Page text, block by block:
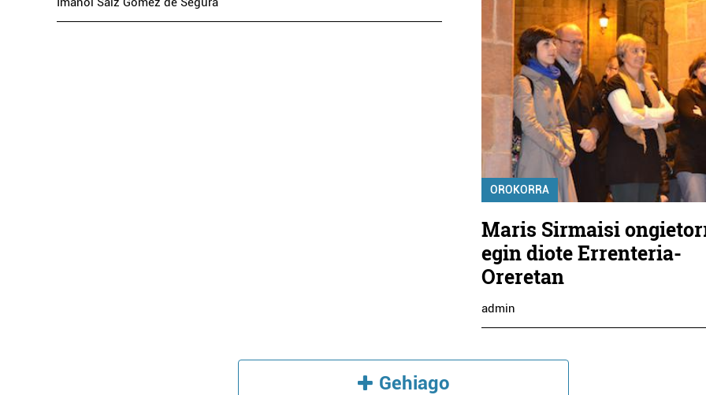
OROKORRA
Maris Sirmaisi
egin diote Errenteria-
Oreretan
admin
Gehiago